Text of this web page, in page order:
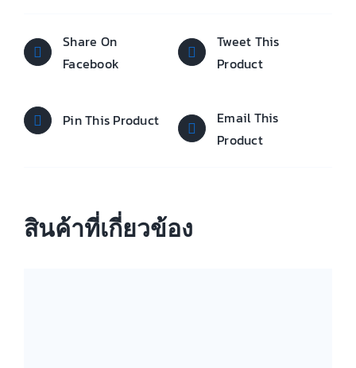
Share On
Facebook
Tweet This
Product
Pin This Product
Email This
Product
สินค้าที่เกี่ยวข้อง